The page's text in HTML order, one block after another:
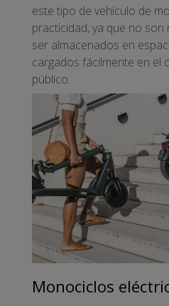
este tipo de vehículo de
practicidad, ya que no son
ser almacenados en
cargados fácilmente en el
público.
Monociclos